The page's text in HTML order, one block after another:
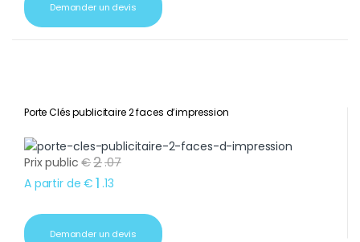
Demander un devis
Porte Clés publicitaire 2 faces d’impression
Prix public €2.07
A partir de € 1 .13
Demander un devis